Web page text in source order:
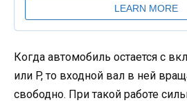
Когда автомобиль остается с
или P, то входной вал в ней
свободно. При такой работе